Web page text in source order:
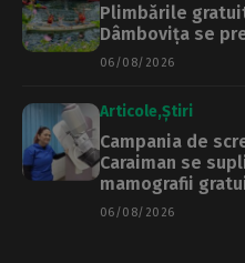
Plimbările
Dâmbovița se
06/08/2026
Articole Știri
Campania de
Caraiman se
mamografii
06/08/2026